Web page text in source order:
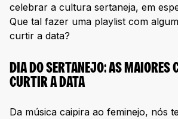
celebrar a cultura sertaneja, em
Que tal fazer uma playlist com
curtir a data?
DIA DO SERTANEJO: AS MAIORES
CURTIR A DATA
Da música caipira ao feminejo, nós